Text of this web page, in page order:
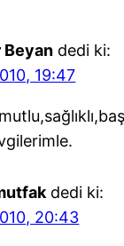
Beyan dedi ki:
19:47
dedi ki:
20:43